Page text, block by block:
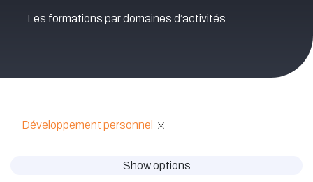
Les formations par domaines d’activités
Développement personnel
Show options